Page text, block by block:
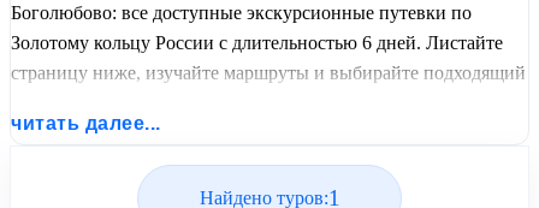
Боголюбово: все доступные экскурсионные путевки по
Золотому кольцу России с длительностью 6 дней. Листайте
страницу ниже, изучайте маршруты и выбирайте подходящий
от United Travel Systems.
читать далее...
Найдено туров:1